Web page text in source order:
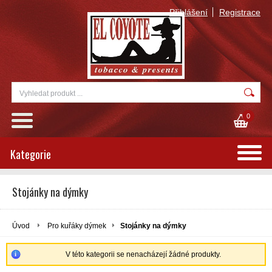
Přihlášení Registrace
0
Kategorie
Stojánky na dýmky
Úvod Pro kuřáky dýmek Stojánky na dýmky
V této kategorii se nenacházejí žádné produkty.